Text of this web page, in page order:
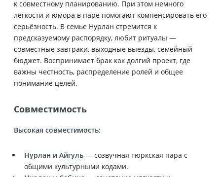
к совместному планированию. При этом немного
лёгкости и юмора в паре помогают компенсировать его
серьёзность. В семье Нурлан стремится к
предсказуемому распорядку, любит ритуалы —
совместные завтраки, выходные выезды, семейный
бюджет. Воспринимает брак как долгий проект, где
важны честность, распределение ролей и общее
понимание целей.
Совместимость
Высокая совместимость:
Нурлан и Айгуль — созвучная тюркская пара с
общими культурными кодами.